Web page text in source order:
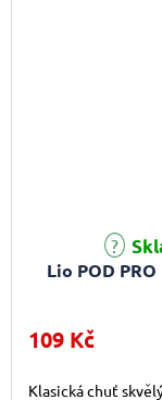
Lio POD
109 Kč
Klasická chuť